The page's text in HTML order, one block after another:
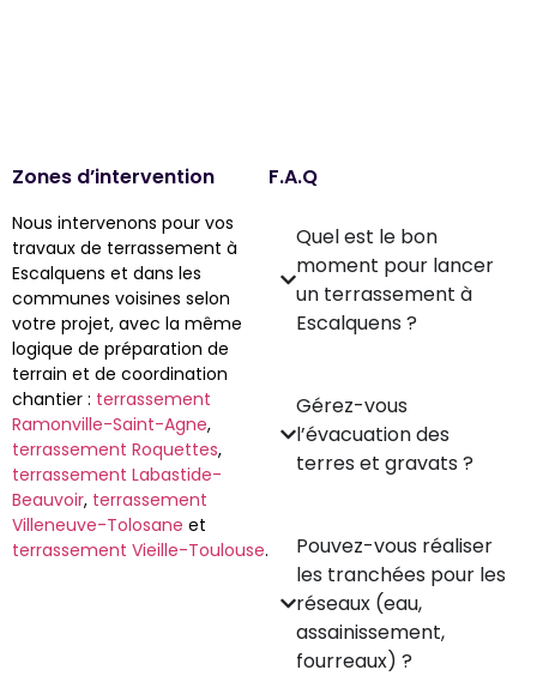
Zones d’intervention
Nous intervenons pour vos
travaux de terrassement à
Escalquens et dans les
communes voisines selon
votre projet, avec la même
logique de préparation de
terrain et de coordination
chantier : terrassement
Ramonville-Saint-Agne,
terrassement Roquettes,
terrassement Labastide-
Beauvoir, terrassement
Villeneuve-Tolosane et
terrassement Vieille-Toulouse.
F.A.Q
Quel est le bon
moment pour lancer
un terrassement à
Escalquens ?
Gérez-vous
l’évacuation des
terres et gravats ?
Pouvez-vous réaliser
les tranchées pour les
réseaux (eau,
assainissement,
fourreaux) ?